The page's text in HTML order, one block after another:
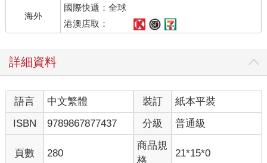
海外
國際快遞：全球
港澳店取：
詳細資料
語言 中文繁體 裝訂
紙本平裝
ISBN
9789867877437 分級 普通級
頁數 280
商品規
格
21*15*0